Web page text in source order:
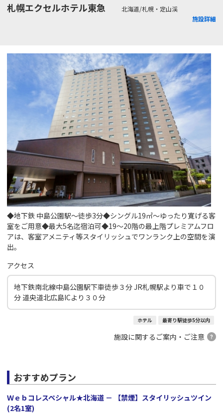
札幌エクセルホテル東急
北海道/札幌・定山渓
施設詳細
◆地下鉄 中島公園駅～徒歩3分◆シングル19㎡～ゆったり寛げる客
室をご用意◆最大5名迄宿泊可◆19～20階の最上階プレミアムフロ
アは、客室アメニティ等スタイリッシュでワンランク上の空間を演
出。
アクセス
地下鉄南北線中島公園駅下車徒歩３分 JR札幌駅より車で１０
分 道央道北広島ICより３０分
ホテル 最寄り駅徒歩5分以内
施設に関するご案内・ご注意
おすすめプラン
Ｗｅｂコレスペシャル★北海道 － 【禁煙】スタイリッシュツイン
(2名1室)